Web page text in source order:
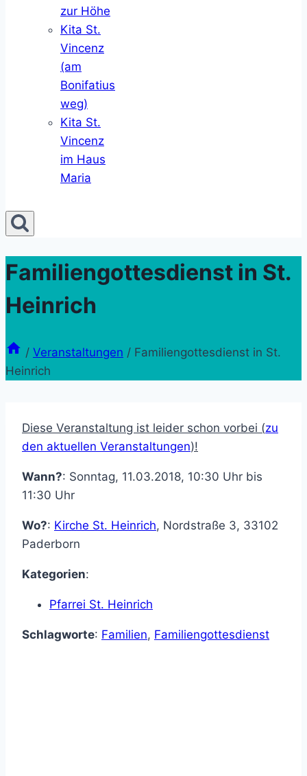
zur Höhe
Kita St.
Vincenz
(am
Bonifatius
weg)
Kita St.
Vincenz
im Haus
Maria
Familiengottesdienst in St.
Heinrich
/ Veranstaltungen / Familiengottesdienst in St.
Heinrich
Diese Veranstaltung ist leider schon vorbei (zu
den aktuellen Veranstaltungen)!
Wann?: Sonntag, 11.03.2018, 10:30 Uhr bis
11:30 Uhr
Wo?: Kirche St. Heinrich, Nordstraße 3, 33102
Paderborn
Kategorien:
Pfarrei St. Heinrich
Schlagworte: Familien, Familiengottesdienst